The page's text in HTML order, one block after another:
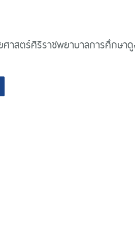
าสตร์ศิริราชพยาบาลการศึกษาดู